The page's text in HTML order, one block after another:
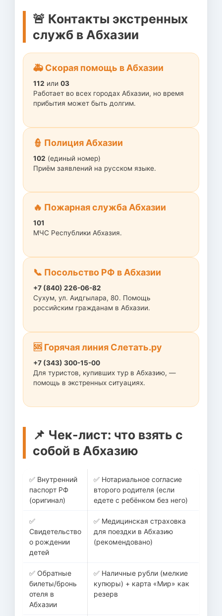
🚨 Контакты экстренных
служб в Абхазии
🚑 Скорая помощь в Абхазии
112 или 03
Работает во всех городах Абхазии, но время
прибытия может быть долгим.
👮 Полиция Абхазии
102 (единый номер)
Приём заявлений на русском языке.
🔥 Пожарная служба Абхазии
101
МЧС Республики Абхазия.
📞 Посольство РФ в Абхазии
+7 (840) 226-06-82
Сухум, ул. Аидгылара, 80. Помощь
российским гражданам в Абхазии.
🆘 Горячая линия Слетать.ру
+7 (343) 300-15-00
Для туристов, купивших тур в Абхазию, —
помощь в экстренных ситуациях.
📌 Чек-лист: что взять с
собой в Абхазию
✅ Внутренний
паспорт РФ
(оригинал)
✅ Нотариальное согласие
второго родителя (если
едете с ребёнком без него)
✅
Свидетельство
о рождении
детей
✅ Медицинская страховка
для поездки в Абхазию
(рекомендовано)
✅ Обратные
билеты/бронь
отеля в
Абхазии
✅ Наличные рубли (мелкие
купюры) + карта «Мир» как
резерв